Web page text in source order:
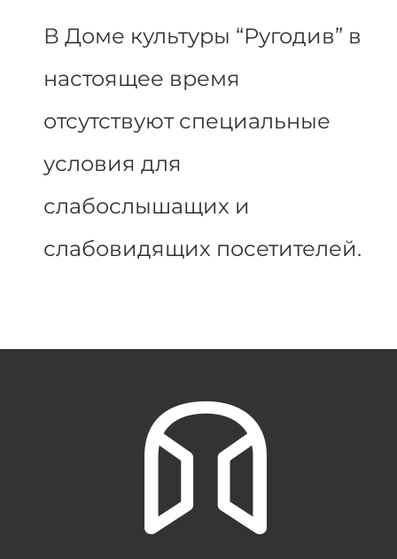
В Доме культуры “Ругодив” в
настоящее время
отсутствуют специальные
условия для
слабослышащих и
слабовидящих посетителей.